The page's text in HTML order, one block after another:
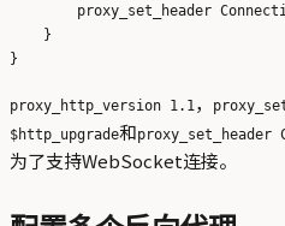
proxy_set_header
    }
proxy_http_version 1.1，
$http_upgrade和proxy_set_header
为了支持WebSocket连接。